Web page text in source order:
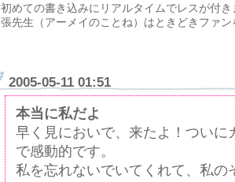
初めての書き込みにリアルタイムでレスが付
張先生（アーメイのことね）はときどきファン
2005-05-11 01:51
本当に私だよ
早く見においで、来たよ！ついに
で感動的です。
私を忘れないでいてくれて、私の